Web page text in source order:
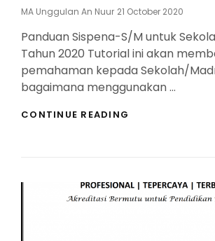
MA Unggulan An Nuur Posted
21 October 2020
Panduan Sispena-S/M untuk
Tahun 2020 Tutorial ini akan
pemahaman kepada Sekolah/
bagaimana menggunakan …
CONTINUE READING
2020